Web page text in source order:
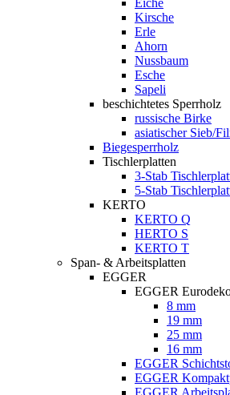
Eiche
Kirsche
Erle
Ahorn
Nussbaum
Esche
Sapeli
beschichtetes Sperrholz
russische Birke
asiatischer Sieb/
Biegesperrholz
Tischlerplatten
3-Stab
5-Stab
KERTO
KERTO Q
HERTO S
KERTO T
Span- & Arbeitsplatten
EGGER
EGGER
8 mm
19 mm
25 mm
16 mm
EGGER
EGGER
EGGER